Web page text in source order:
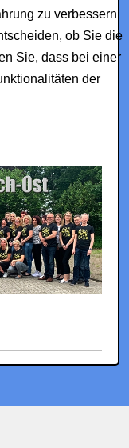
zu verbessern
ob Sie die
Sie, dass bei einer
der